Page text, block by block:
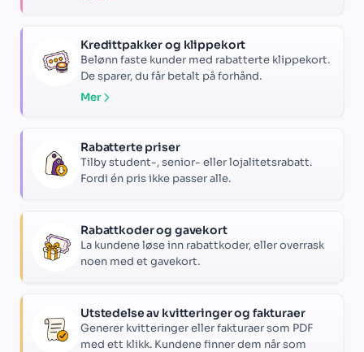
Kredittpakker og klippekort
Belønn faste kunder med rabatterte klippekort.
De sparer, du får betalt på forhånd.
Mer
Rabatterte priser
Tilby student-, senior- eller lojalitetsrabatt.
Fordi én pris ikke passer alle.
Rabattkoder og gavekort
La kundene løse inn rabattkoder, eller overrask
noen med et gavekort.
Utstedelse av kvitteringer og fakturaer
Generer kvitteringer eller fakturaer som PDF
med ett klikk. Kundene finner dem når som